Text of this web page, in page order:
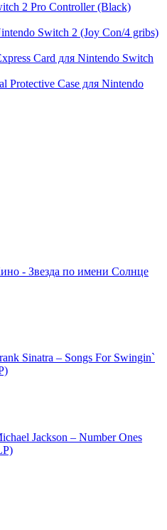
2 Pro Controller (Black)
Switch 2 (Joy Con/4 gribs)
Card для Nintendo Switch
Protective Case для Nintendo
- Звезда по имени Солнце
Sinatra – Songs For Swingin`
Jackson – Number Ones